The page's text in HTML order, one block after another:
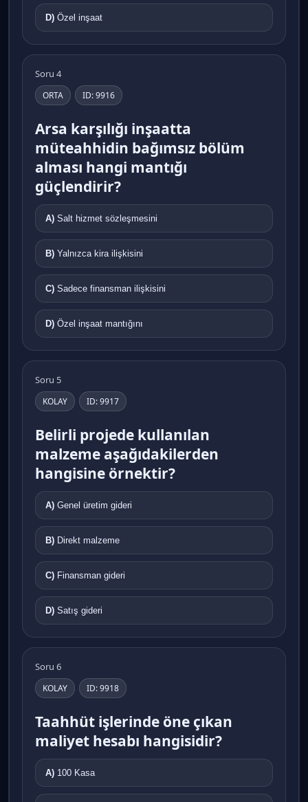
D) Özel inşaat
Soru 4
ORTA ID: 9916
Arsa karşılığı inşaatta
müteahhidin bağımsız bölüm
alması hangi mantığı
güçlendirir?
A) Salt hizmet sözleşmesini
B) Yalnızca kira ilişkisini
C) Sadece finansman ilişkisini
D) Özel inşaat mantığını
Soru 5
KOLAY ID: 9917
Belirli projede kullanılan
malzeme aşağıdakilerden
hangisine örnektir?
A) Genel üretim gideri
B) Direkt malzeme
C) Finansman gideri
D) Satış gideri
Soru 6
KOLAY ID: 9918
Taahhüt işlerinde öne çıkan
maliyet hesabı hangisidir?
A) 100 Kasa